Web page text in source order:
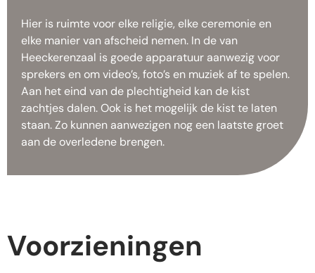
Hier is ruimte voor elke religie, elke ceremonie en
elke manier van afscheid nemen. In de van
Heeckerenzaal is goede apparatuur aanwezig voor
sprekers en om video’s, foto’s en muziek af te spelen.
Aan het eind van de plechtigheid kan de kist
zachtjes dalen. Ook is het mogelijk de kist te laten
staan. Zo kunnen aanwezigen nog een laatste groet
aan de overledene brengen.
Voorzieningen